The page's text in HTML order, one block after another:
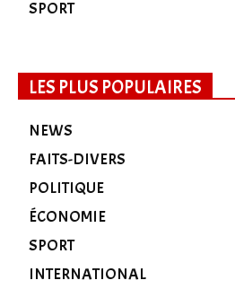
SPORT
LES PLUS POPULAIRES
NEWS
FAITS-DIVERS
POLITIQUE
ÉCONOMIE
SPORT
INTERNATIONAL